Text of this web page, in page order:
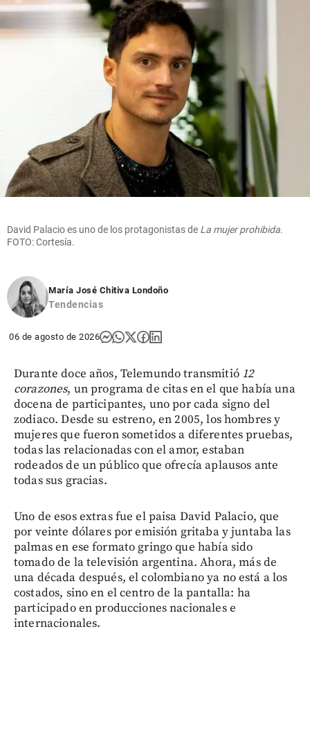
David Palacio es uno de los protagonistas de La mujer prohibida.
FOTO: Cortesía.
María José Chitiva Londoño
Tendencias
06 de agosto de 2026
Durante doce años, Telemundo transmitió 12
corazones, un programa de citas en el que había una
docena de participantes, uno por cada signo del
zodiaco. Desde su estreno, en 2005, los hombres y
mujeres que fueron sometidos a diferentes pruebas,
todas las relacionadas con el amor, estaban
rodeados de un público que ofrecía aplausos ante
todas sus gracias.
Uno de esos extras fue el paisa David Palacio, que
por veinte dólares por emisión gritaba y juntaba las
palmas en ese formato gringo que había sido
tomado de la televisión argentina. Ahora, más de
una década después, el colombiano ya no está a los
costados, sino en el centro de la pantalla: ha
participado en producciones nacionales e
internacionales.